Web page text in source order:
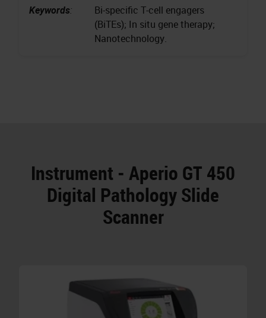
Keywords:
Bi-specific T-cell engagers
(BiTEs); In situ gene therapy;
Nanotechnology.
Instrument - Aperio GT 450
Digital Pathology Slide
Scanner